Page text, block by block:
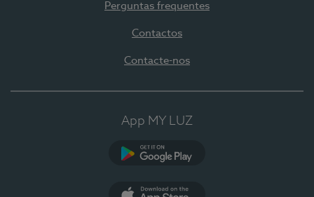
Perguntas frequentes
Contactos
Contacte-nos
App MY LUZ